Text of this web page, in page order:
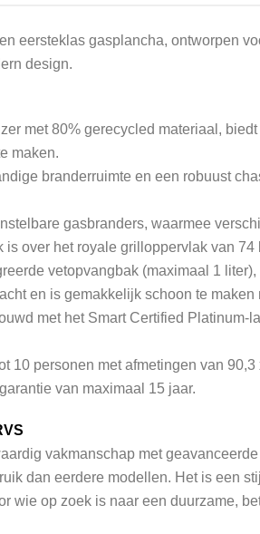
eersteklas gasplancha, ontworpen
design.
met 80% gerecycled materiaal,
maken.
branderruimte en een robuust
gasbranders, waarmee
over het royale grilloppervlak van 74
vetopvangbak (maximaal 1
en is gemakkelijk schoon te maken
met het Smart Certified
10 personen met afmetingen van
van maximaal 15 jaar.
vakmanschap met
dan eerdere modellen. Het is een
wie op zoek is naar een duurzame,